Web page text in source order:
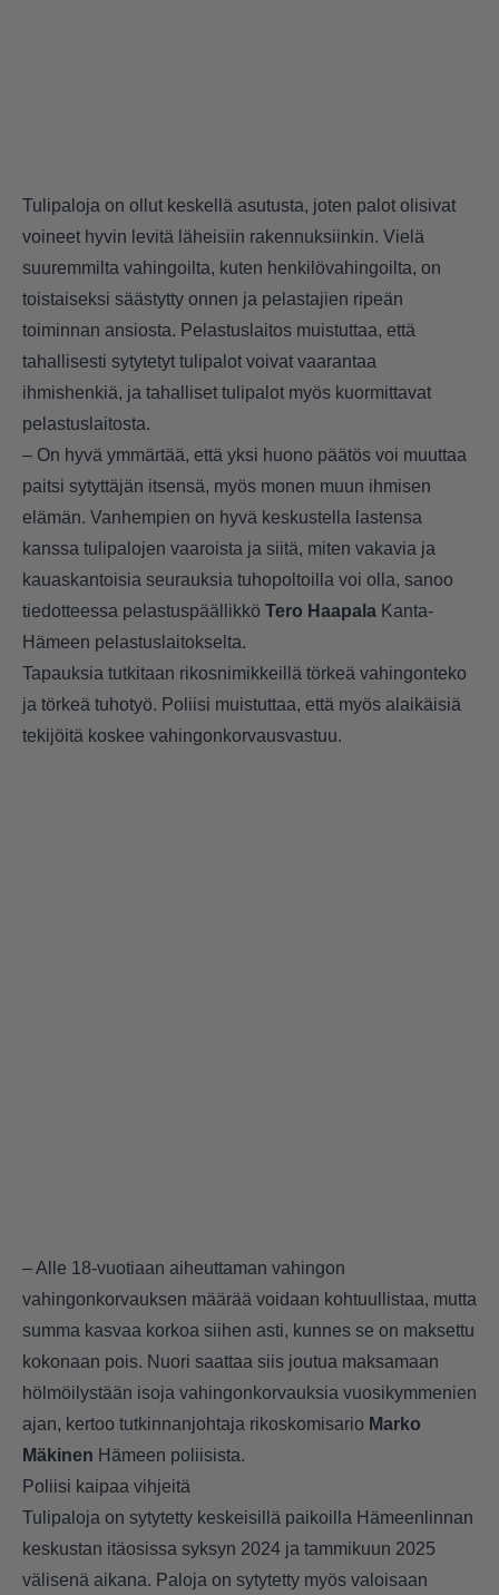
Tulipaloja on ollut keskellä asutusta, joten palot olisivat
voineet hyvin levitä läheisiin rakennuksiinkin. Vielä
suuremmilta vahingoilta, kuten henkilövahingoilta, on
toistaiseksi säästytty onnen ja pelastajien ripeän
toiminnan ansiosta. Pelastuslaitos muistuttaa, että
tahallisesti sytytetyt tulipalot voivat vaarantaa
ihmishenkiä, ja tahalliset tulipalot myös kuormittavat
pelastuslaitosta.
– On hyvä ymmärtää, että yksi huono päätös voi muuttaa
paitsi sytyttäjän itsensä, myös monen muun ihmisen
elämän. Vanhempien on hyvä keskustella lastensa
kanssa tulipalojen vaaroista ja siitä, miten vakavia ja
kauaskantoisia seurauksia tuhopoltoilla voi olla, sanoo
tiedotteessa pelastuspäällikkö Tero Haapala Kanta-
Hämeen pelastuslaitokselta.
Tapauksia tutkitaan rikosnimikkeillä törkeä vahingonteko
ja törkeä tuhotyö. Poliisi muistuttaa, että myös alaikäisiä
tekijöitä koskee vahingonkorvausvastuu.
– Alle 18-vuotiaan aiheuttaman vahingon
vahingonkorvauksen määrää voidaan kohtuullistaa, mutta
summa kasvaa korkoa siihen asti, kunnes se on maksettu
kokonaan pois. Nuori saattaa siis joutua maksamaan
hölmöilystään isoja vahingonkorvauksia vuosikymmenien
ajan, kertoo tutkinnanjohtaja rikoskomisario Marko
Mäkinen Hämeen poliisista.
Poliisi kaipaa vihjeitä
Tulipaloja on sytytetty keskeisillä paikoilla Hämeenlinnan
keskustan itäosissa syksyn 2024 ja tammikuun 2025
välisenä aikana. Paloja on sytytetty myös valoisaan